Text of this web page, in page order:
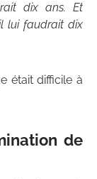
dix ans. Et
lui faudrait dix
était difficile à
de